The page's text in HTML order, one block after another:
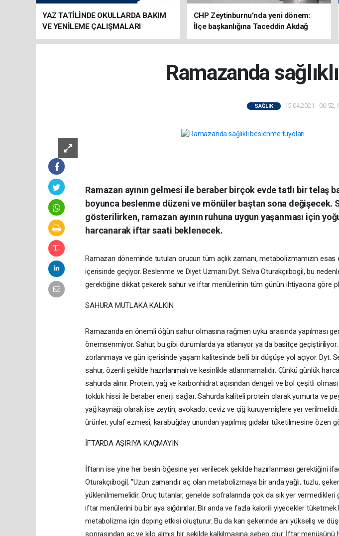
YAZ TATİLİNDE OKULLARDA BAKIM
VE YENİLEME ÇALIŞMALARI
SÜRÜYOR
CHP Zeytinburnu'nda yeni dönem:
İlçe başkanlığına Taceddin Akdağ
atandı
Ramazanda
SAĞLIK 15.04.2021 - 06:52,
Ramazan ayının gelmesi ile beraber birçok evde tatlı bir telaş
boyunca beslenme düzeni ve mönüler baştan sona değişecek.
gösterilirken, ramazan ayının ruhuna uygun yaşanması için
harcanarak iftar saati beklenecek.
Ramazan döneminde tutulan orucun tüm açlık zamanı, metabolizmamızın esas
içerisinde geçiyor. Beslenme ve Diyet Uzmanı Dyt. Selva Oturakçıibogil, bu
gerektiğine dikkat çekerek sahur ve iftar menülerinin tüm günün ihtiyacına göre
SAHURA MUTLAKA KALKIN
Ramazanda en önemli öğün sahur olmasına rağmen uyku arasında yapılması
önemsenmiyor. Sahur, bu gibi durumlarda ya atlanıyor ya da basitçe
zorlanmaya ve gün içerisinde yaşam kalitesinde belli bir düşüşe yol açıyor. Dyt.
sahur, özenli şekilde hazırlanmalı ve kesinlikle atlanmamalıdır. Çünkü günlük
sahurda alınır. Protein, yağ ve karbonhidrat açısından dengeli ve bol çeşitli
tokluk hissi ile beraber enerji sağlar. Sahurda kaliteli protein olarak yumurta ve
yağ kaynağı olarak ise zeytin, avokado, ceviz ve çiğ kuruyemişlere yer
ürünler, yulaf ezmesi, karabuğday unundan yapılmış gıdalar tüketilmesine özen
İFTARDA AŞIRIYA KAÇMAYIN
İftarın ise yine her besin öğesine yer verilecek şekilde hazırlanması gerektiğini
Oturakçıibogil, "Uzun zamandır aç olan metabolizmaya bir anda yağlı, tuzlu,
yüklenilmemelidir. Oruç tutanlar, genelde sofralarında çok da sık yer vermedikleri
iftar menülerini bu bir aya sığdırırlar. Bir anda ve fazla kalorili yiyecekler
metabolizma için doping etkisi oluşturur. Bu da kan şekerinde ani yükseliş ve
sonrasından aç ve kilo almış bir şekilde kalkılmasına sebep olur. İftar menüsünü